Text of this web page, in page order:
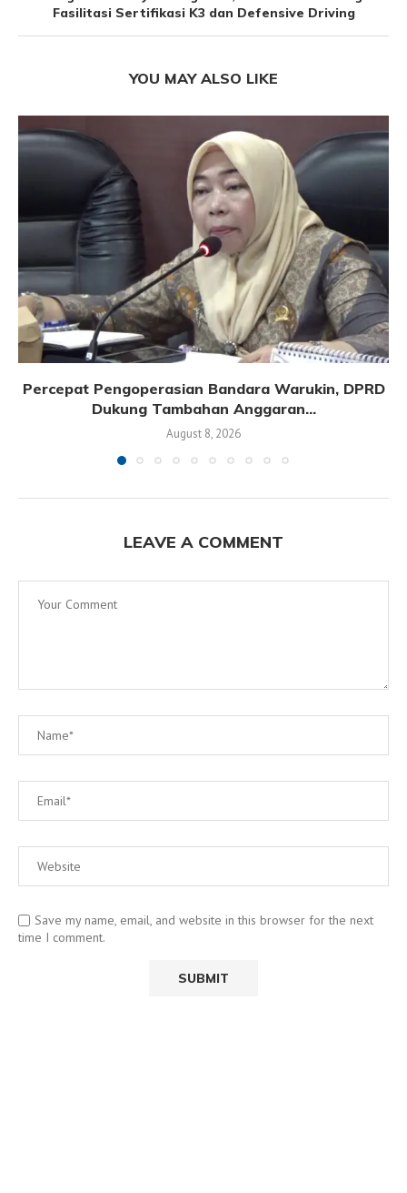
Fasilitasi Sertifikasi K3 dan Defensive Driving
YOU MAY ALSO LIKE
Percepat Pengoperasian Bandara Warukin, DPRD
Dukung Tambahan Anggaran...
August 8, 2026
LEAVE A COMMENT
Save my name, email, and website in this browser for the next
time I comment.